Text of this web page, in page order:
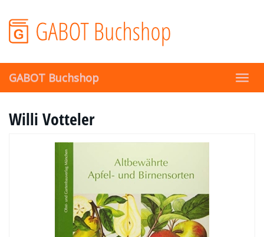
main
content
GABOT Buchshop
Willi Votteler